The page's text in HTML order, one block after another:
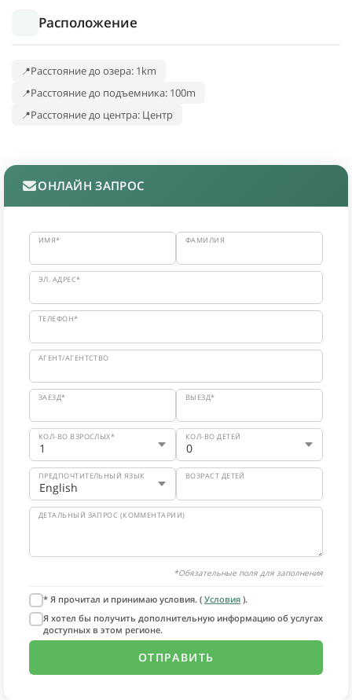
Расположение
Расстояние до озера: 1km
Расстояние до подъемника: 100m
Расстояние до центра: Центр
ОНЛАЙН ЗАПРОС
ИМЯ* ФАМИЛИЯ
ЭЛ. АДРЕС*
ТЕЛЕФОН*
АГЕНТ/АГЕНТСТВО
ЗАЕЗД* ВЫЕЗД*
КОЛ-ВО ВЗРОСЛЫХ* КОЛ-ВО ДЕТЕЙ
ПРЕДПОЧТИТЕЛЬНЫЙ ЯЗЫК ВОЗРАСТ ДЕТЕЙ
ДЕТАЛЬНЫЙ ЗАПРОС (КОММЕНТАРИИ)
*Обязательные поля для заполнения
* Я прочитал и принимаю условия. ( Условия ).
Я хотел бы получить дополнительную информацию об услугах
доступных в этом регионе.